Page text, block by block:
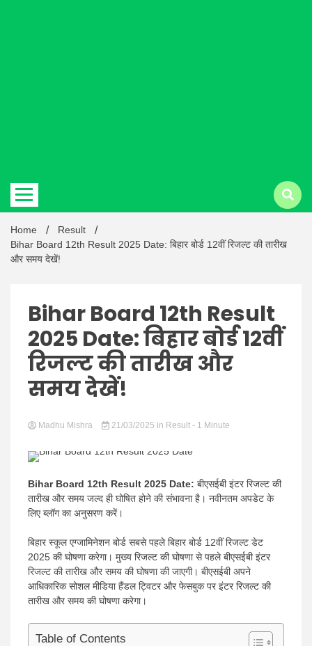
Latest
Hindi
News
Home
Result
Bihar Board 12th Result 2025 Date: बिहार बोर्ड 12वीं रिजल्ट की तारीख
और समय देखें!
Bihar Board 12th Result
2025 Date: बिहार बोर्ड 12वीं
रिजल्ट की तारीख और
समय देखें!
Madhu Mishra 21/03/2025 in Result - 1 Minute
Bihar Board 12th Result 2025 Date: बीएसईबी इंटर रिजल्ट की
तारीख और समय जल्द ही घोषित होने की संभावना है। नवीनतम अपडेट के
लिए ब्लॉग का अनुसरण करें।
बिहार स्कूल एग्जामिनेशन बोर्ड सबसे पहले बिहार बोर्ड 12वीं रिजल्ट डेट
2025 की घोषणा करेगा। मुख्य रिजल्ट की घोषणा से पहले बीएसईबी इंटर
रिजल्ट की तारीख और समय की घोषणा की जाएगी। बीएसईबी अपने
आधिकारिक सोशल मीडिया हैंडल ट्विटर और फेसबुक पर इंटर रिजल्ट की
तारीख और समय की घोषणा करेगा।
Table of Contents